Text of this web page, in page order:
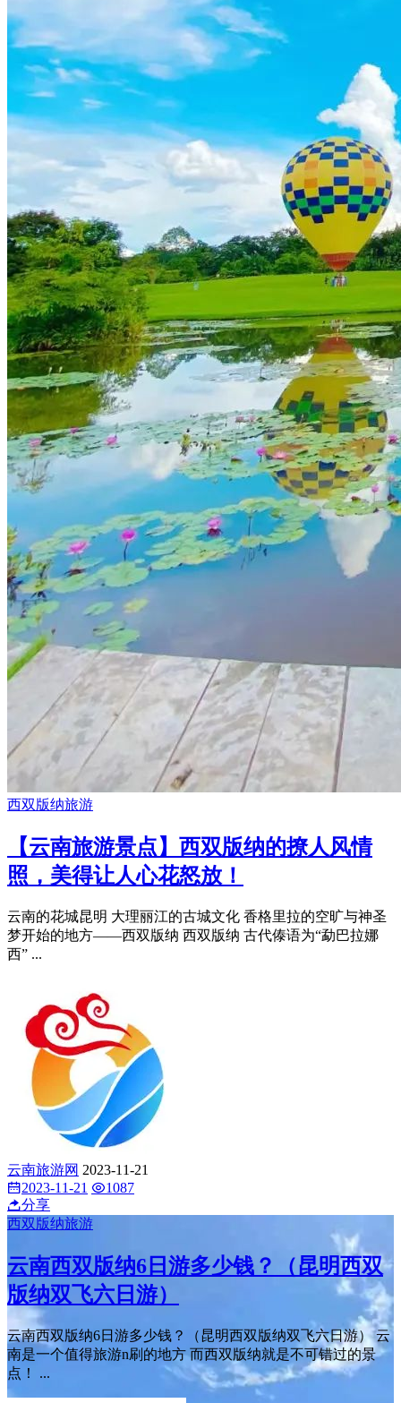
西双版纳旅游
【云南旅游景点】西双版纳的撩人风情
照，美得让人心花怒放！
云南的花城昆明 大理丽江的古城文化 香格里拉的空旷与神圣
梦开始的地方——西双版纳 西双版纳 古代傣语为“勐巴拉娜
西” ...
云南旅游网 2023-11-21
2023-11-21
1087
分享
西双版纳旅游
云南西双版纳6日游多少钱？（昆明西双
版纳双飞六日游）
云南西双版纳6日游多少钱？（昆明西双版纳双飞六日游） 云
南是一个值得旅游n刷的地方 而西双版纳就是不可错过的景
点！ ...